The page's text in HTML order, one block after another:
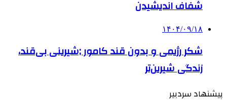
شفاف اندیشیدن
۱۴۰۴/۰۹/۱۸
شکر رژیمی و بدون قند کامور ;شیرینی بی‌قند،
زندگی شیرین‌تر
پیشنهاد سردبیر